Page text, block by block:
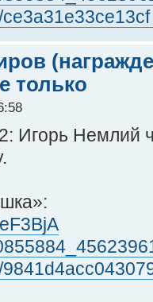
только
Игорь Немлий